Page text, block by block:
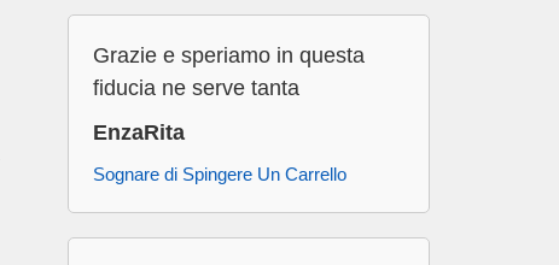
Grazie e speriamo in questa
fiducia ne serve tanta
EnzaRita
Sognare di Spingere Un Carrello